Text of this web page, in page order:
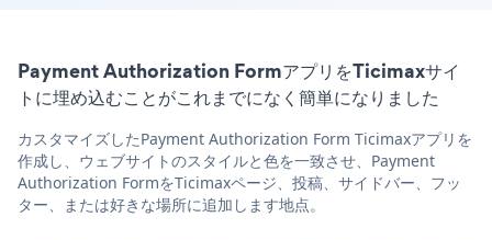
Payment Authorization FormアプリをTicimaxサイ
トに埋め込むことがこれまでになく簡単になりました
カスタマイズしたPayment Authorization Form Ticimaxアプリを
作成し、ウェブサイトのスタイルと色を一致させ、Payment
Authorization FormをTicimaxページ、投稿、サイドバー、フッ
ター、または好きな場所に追加します地点。